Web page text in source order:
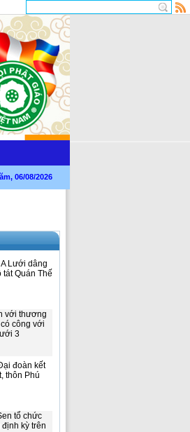
06/08/2026
Lưới dâng
tát Quán Thế
với thương
công với
3
đoàn kết
thôn Phú
tổ chức
kỳ trên